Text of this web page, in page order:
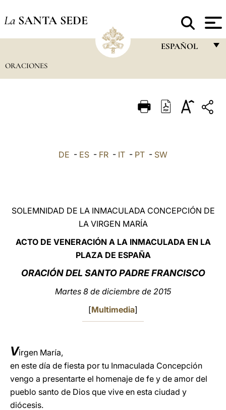
La SANTA SEDE
ESPAÑOL
ITALIANO
LATINE
ORACIONES
DE - ES - FR - IT - PT - SW
SOLEMNIDAD DE LA INMACULADA CONCEPCIÓN DE
LA VIRGEN MARÍA
ACTO DE VENERACIÓN A LA INMACULADA EN LA
PLAZA DE ESPAÑA
ORACIÓN DEL SANTO PADRE FRANCISCO
Martes 8 de diciembre de 2015
[Multimedia]
Virgen María,
en este día de fiesta por tu Inmaculada Concepción
vengo a presentarte el homenaje de fe y de amor del
pueblo santo de Dios que vive en esta ciudad y
diócesis.